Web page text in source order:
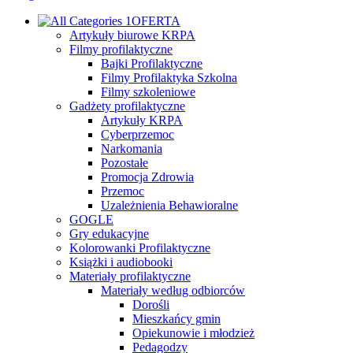
OFERTA
Artykuły biurowe KRPA
Filmy profilaktyczne
Bajki Profilaktyczne
Filmy Profilaktyka Szkolna
Filmy szkoleniowe
Gadżety profilaktyczne
Artykuły KRPA
Cyberprzemoc
Narkomania
Pozostałe
Promocja Zdrowia
Przemoc
Uzależnienia Behawioralne
GOGLE
Gry edukacyjne
Kolorowanki Profilaktyczne
Książki i audiobooki
Materiały profilaktyczne
Materiały według odbiorców
Dorośli
Mieszkańcy gmin
Opiekunowie i młodzież
Pedagodzy